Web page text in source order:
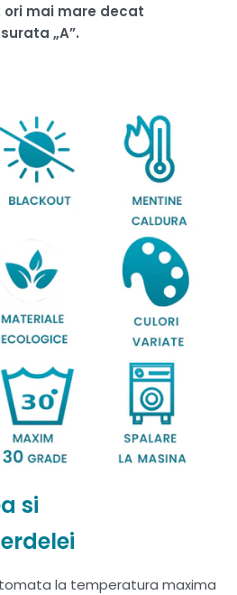
ori mai mare decat
„A”.
si
la temperatura maxima